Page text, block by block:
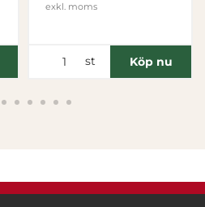
Tillåt urval
Avvisa
exkl. moms
st Köp nu